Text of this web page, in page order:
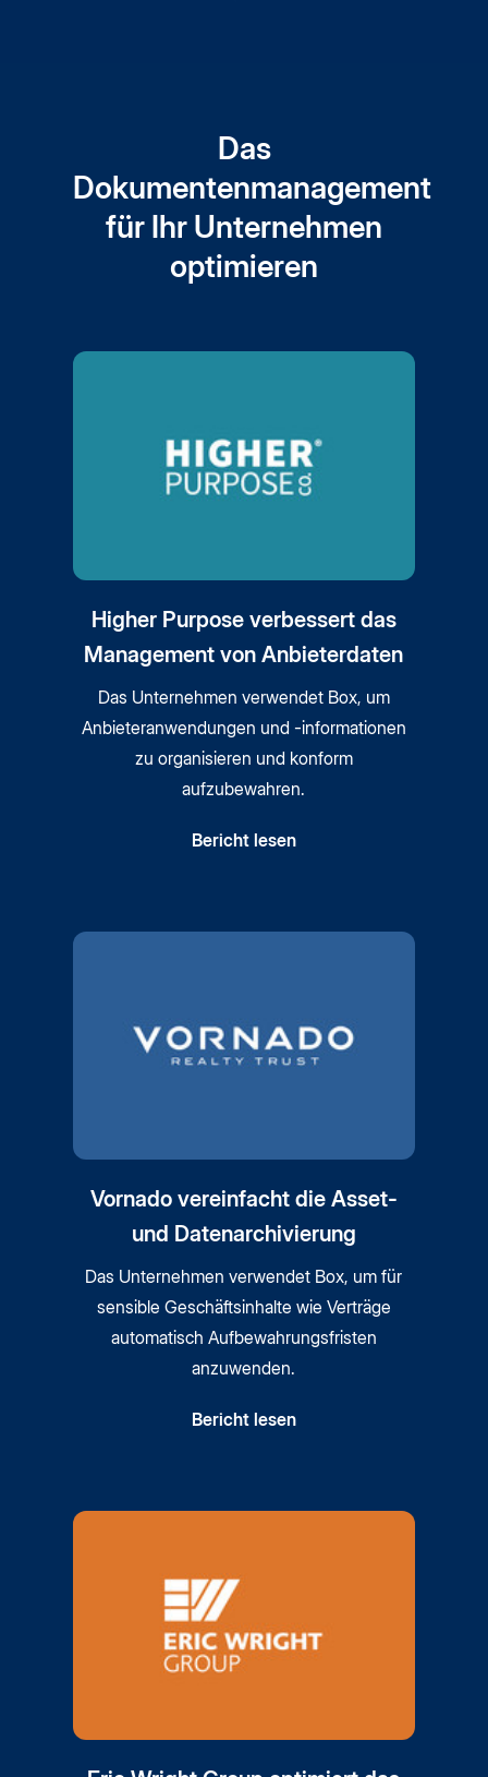
Das
Dokumentenmanagement
für Ihr Unternehmen
optimieren
Higher Purpose verbessert das
Management von Anbieterdaten
Das Unternehmen verwendet Box, um
Anbieteranwendungen und -informationen
zu organisieren und konform
aufzubewahren.
Bericht lesen
Vornado vereinfacht die Asset-
und Datenarchivierung
Das Unternehmen verwendet Box, um für
sensible Geschäftsinhalte wie Verträge
automatisch Aufbewahrungsfristen
anzuwenden.
Bericht lesen